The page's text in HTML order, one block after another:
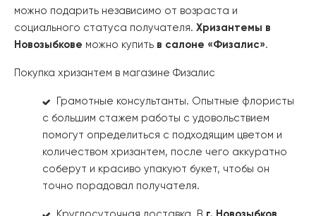
можно подарить независимо от возраста и
социального статуса получателя. Хризантемы в
Новозыбкове можно купить в салоне «Физалис».
Покупка хризантем в магазине Физалис
Грамотные консультанты. Опытные флористы
с большим стажем работы с удовольствием
помогут определиться с подходящим цветом и
количеством хризантем, после чего аккуратно
соберут и красиво упакуют букет, чтобы он
точно порадовал получателя.